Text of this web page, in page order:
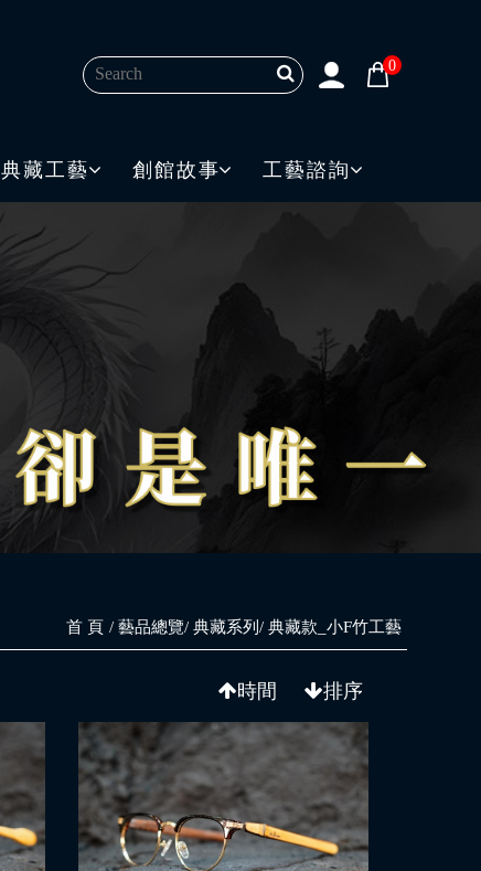
0
典藏工藝 創館故事 工藝諮詢
首 頁 藝品總覽 典藏系列 典藏款_小F竹工藝
時間 排序